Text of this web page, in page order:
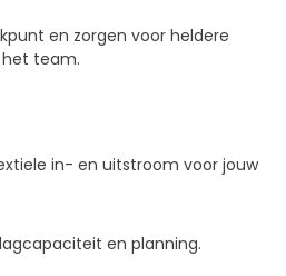
en zorgen voor heldere
team.
in- en uitstroom voor jouw
en planning.